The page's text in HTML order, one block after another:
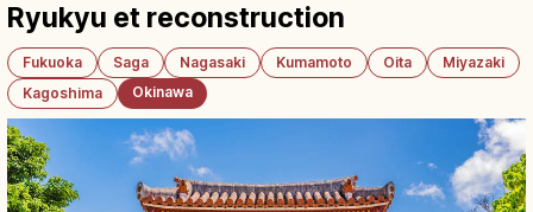
Ryukyu et reconstruction
Fukuoka Saga Nagasaki Kumamoto Oita
Miyazaki
Kagoshima
Okinawa